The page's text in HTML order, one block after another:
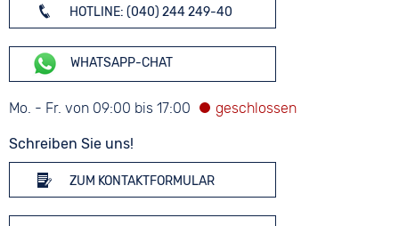
HOTLINE: (040) 244 249-40
WHATSAPP-CHAT
Mo. - Fr. von 09:00 bis 17:00
Schreiben Sie uns!
ZUM KONTAKTFORMULAR